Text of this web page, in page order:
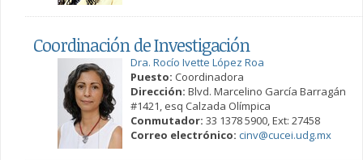
Coordinación de Investigación
Dra. Rocío Ivette López Roa
Puesto: Coordinadora
Dirección: Blvd. Marcelino García Barragán
#1421, esq Calzada Olímpica
Conmutador: 33 1378 5900, Ext: 27458
Correo electrónico: cinv@cucei.udg.mx